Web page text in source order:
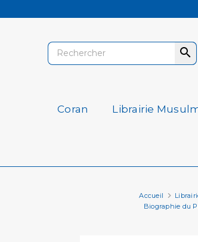

Coran Librairie
Accueil